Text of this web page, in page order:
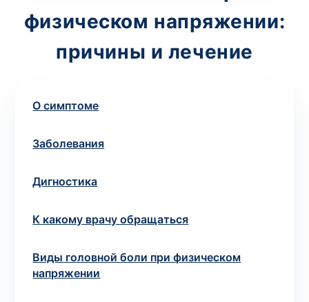
физическом напряжении:
причины и лечение
О симптоме
Заболевания
Дигностика
К какому врачу обращаться
Виды головной боли при физическом
напряжении
Ваше имя*
Оформить заказ